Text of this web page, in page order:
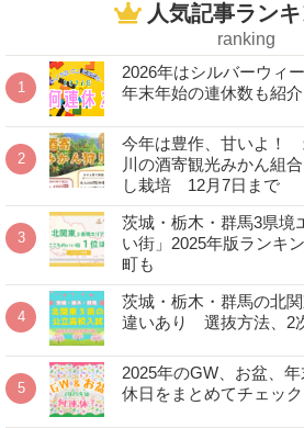
人気記事ラン
ranking
2026年はシルバーウィ
年末年始の連休数も紹
今年は豊作、甘いよ
川の酒寄観光みかん組
し栽培 12月7日まで
茨城・栃木・群馬3県境
い街」2025年版ランキ
町も
茨城・栃木・群馬の北
違いあり 選抜方法、2
2025年のGW、お盆、
休日をまとめてチェッ